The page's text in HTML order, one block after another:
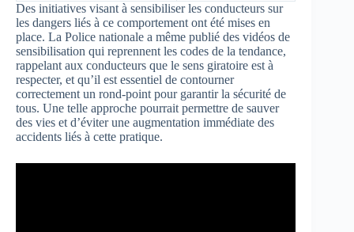
Des initiatives visant à sensibiliser les conducteurs sur
les dangers liés à ce comportement ont été mises en
place. La Police nationale a même publié des vidéos de
sensibilisation qui reprennent les codes de la tendance,
rappelant aux conducteurs que le sens giratoire est à
respecter, et qu’il est essentiel de contourner
correctement un rond-point pour garantir la sécurité de
tous. Une telle approche pourrait permettre de sauver
des vies et d’éviter une augmentation immédiate des
accidents liés à cette pratique.